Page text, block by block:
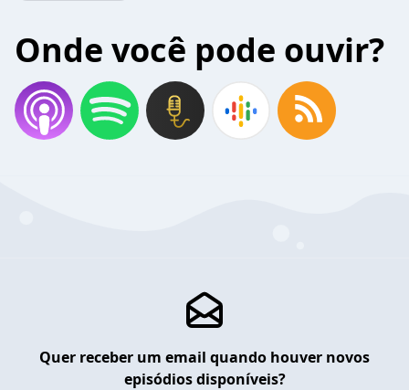
Onde você pode ouvir?
Quer receber um email quando houver novos
episódios disponíveis?